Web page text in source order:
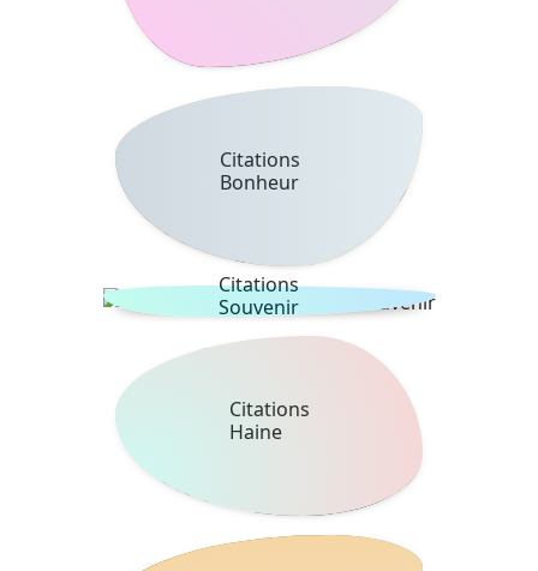
Citations
Bonheur
Citations
Souvenir
Citations
Haine